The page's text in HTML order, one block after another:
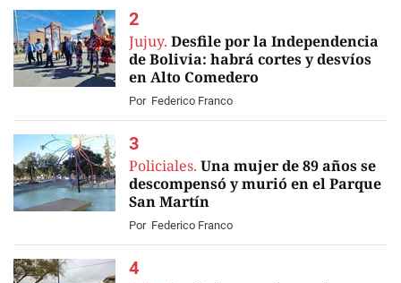
Jujuy. Desfile por la Independencia
de Bolivia: habrá cortes y desvíos
en Alto Comedero
Por Federico Franco
Policiales. Una mujer de 89 años se
descompensó y murió en el Parque
San Martín
Por Federico Franco